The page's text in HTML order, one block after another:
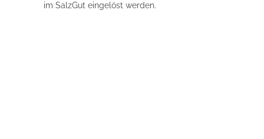
im SalzGut eingelöst werden.